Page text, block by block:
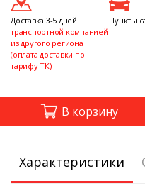
В корзину
Доставка 3-5 дней
транспортной компанией
из другого региона
(оплата доставки по
тарифу ТК)
Пункты
Характеристики